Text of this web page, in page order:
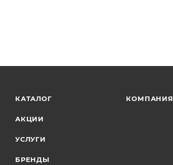
КАТАЛОГ
АКЦИИ
УСЛУГИ
БРЕНДЫ
КОМПАНИЯ